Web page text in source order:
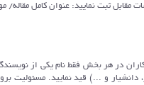
مقابل ثبت نمایید: عنوان کامل مقاله/
همکاران در هر بخش فقط نام یکی از
دانشیار و ...) قید نمایید. مسئولیت